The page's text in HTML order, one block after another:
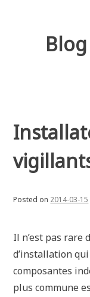
Posted on 2014-03-15
Il n’est pas rare
d’installation
composantes
plus commune